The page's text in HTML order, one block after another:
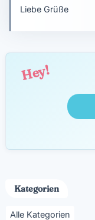
Liebe Grüße
Hey!
Kategorien
Alle Kategorien